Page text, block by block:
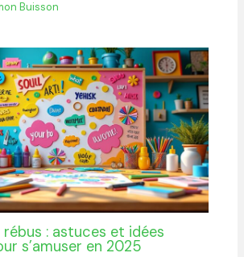
Buisson
: astuces et idées
s’amuser en 2025